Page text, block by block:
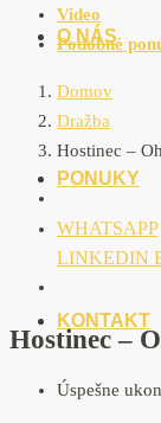
O NÁS
PONUKY
KONTAKT
Video
Podobné
Domov
Dražba
Hostinec –
WHATSAPP
LINKEDIN
Hostinec –
Úspešne